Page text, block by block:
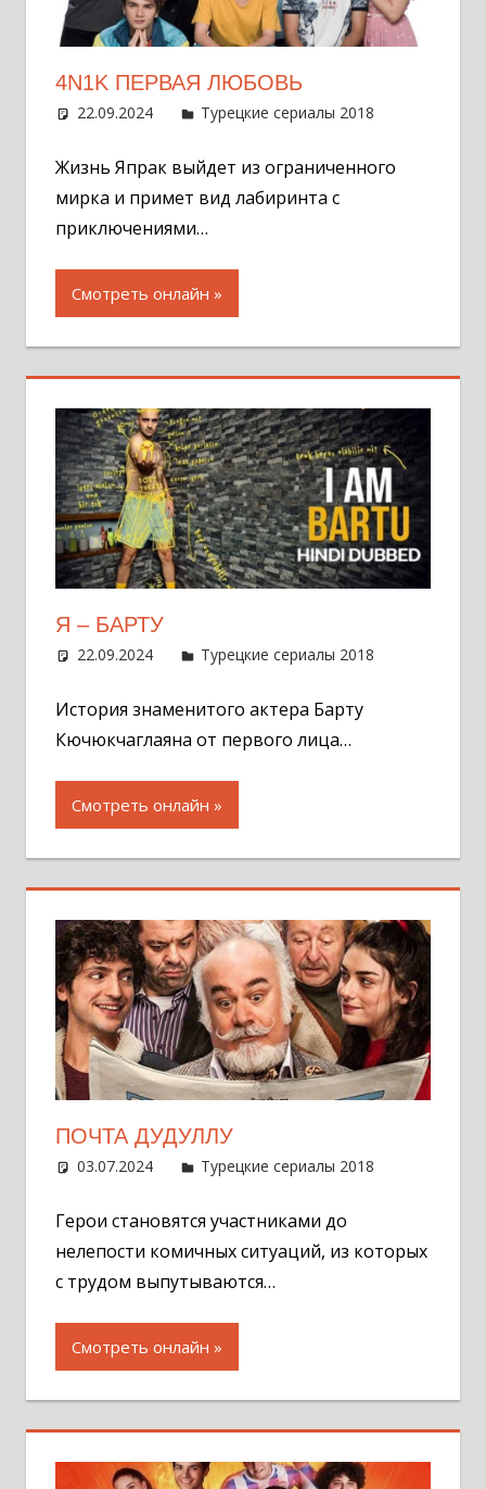
4N1K ПЕРВАЯ ЛЮБОВЬ
22.09.2024 Администратор
Турецкие сериалы 2018
Жизнь Япрак выйдет из ограниченного
мирка и примет вид лабиринта с
приключениями…
Смотреть онлайн
Я – БАРТУ
22.09.2024 Администратор
Турецкие сериалы 2018
История знаменитого актера Барту
Кючюкчаглаяна от первого лица…
Смотреть онлайн
ПОЧТА ДУДУЛЛУ
03.07.2024 Администратор
Турецкие сериалы 2018
Герои становятся участниками до
нелепости комичных ситуаций, из которых
с трудом выпутываются…
Смотреть онлайн